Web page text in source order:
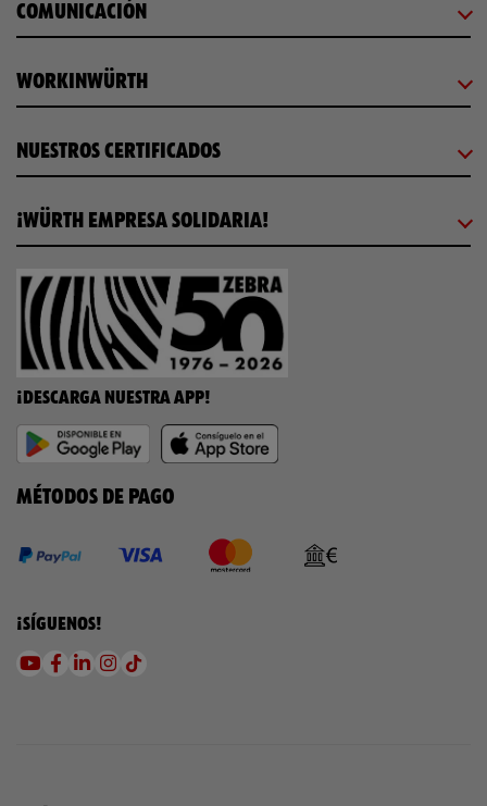
COMUNICACIÓN
WORKINWÜRTH
NUESTROS CERTIFICADOS
¡WÜRTH EMPRESA SOLIDARIA!
¡DESCARGA NUESTRA APP!
MÉTODOS DE PAGO
¡SÍGUENOS!